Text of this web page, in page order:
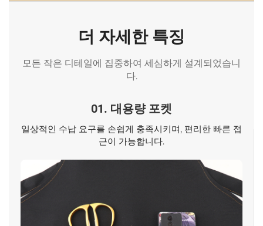
더 자세한 특징
모든 작은 디테일에 집중하여 세심하게 설계되었습니
다.
01. 대용량 포켓
일상적인 수납 요구를 손쉽게 충족시키며, 편리한 빠른 접
근이 가능합니다.